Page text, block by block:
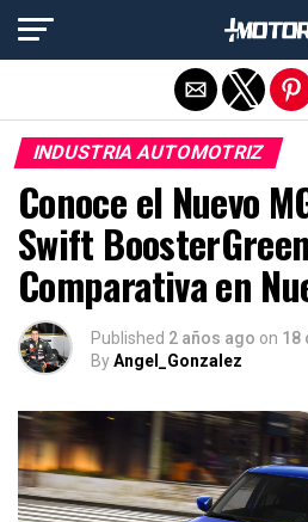
INDUSTRIA AUTOMOTRIZ
Conoce el Nuevo
Swift
Comparativa en
Published 2 años ago on 18
ByAngel_Gonzalez
Salir de la